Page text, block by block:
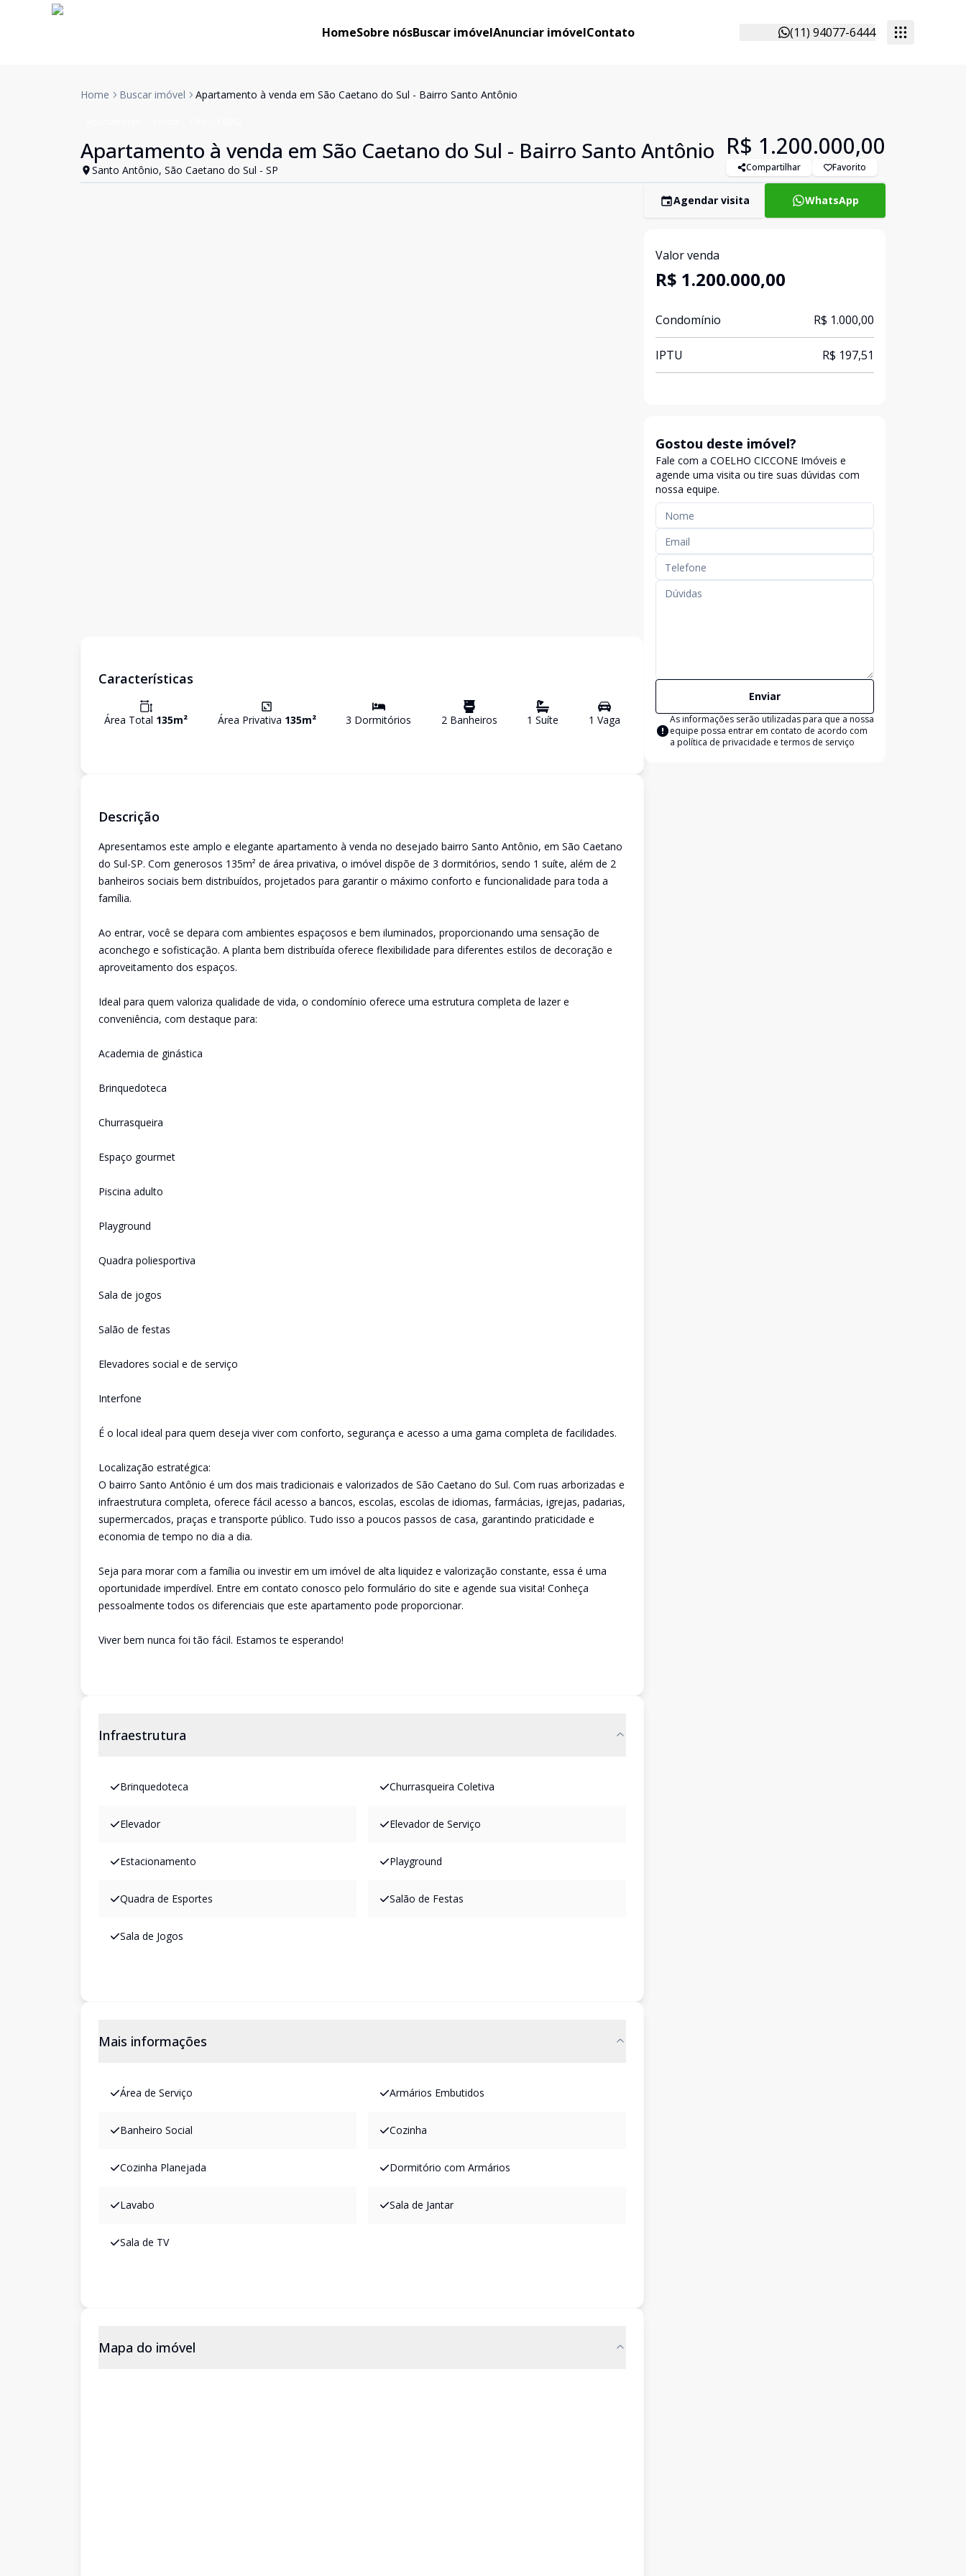
HomeSobre nósBuscar imóvelAnunciar imóvelContato (11) 94077-6444
Home Buscar imóvel Apartamento à venda em São Caetano do Sul - Bairro Santo Antônio
Apartamento à venda em São Caetano do Sul - Bairro Santo Antônio
Santo Antônio, São Caetano do Sul - SP
R$ 1.200.000,00
Compartilhar Favorito
Características
Área Total 135m² Área Privativa 135m² 3 Dormitórios 2Banheiros 1 Suíte 1 Vaga
Descrição
Apresentamos este amplo e elegante apartamento à venda no desejado bairro Santo Antônio, em São Caetano
do Sul-SP. Com generosos 135m² de área privativa, o imóvel dispõe de 3 dormitórios, sendo 1 suíte, além de 2
banheiros sociais bem distribuídos, projetados para garantir o máximo conforto e funcionalidade para toda a
família.
Ao entrar, você se depara com ambientes espaçosos e bem iluminados, proporcionando uma sensação de
aconchego e sofisticação. A planta bem distribuída oferece flexibilidade para diferentes estilos de decoração e
aproveitamento dos espaços.
Ideal para quem valoriza qualidade de vida, o condomínio oferece uma estrutura completa de lazer e
conveniência, com destaque para:
Academia de ginástica
Brinquedoteca
Churrasqueira
Espaço gourmet
Piscina adulto
Playground
Quadra poliesportiva
Sala de jogos
Salão de festas
Elevadores social e de serviço
Interfone
É o local ideal para quem deseja viver com conforto, segurança e acesso a uma gama completa de facilidades.
Localização estratégica:
O bairro Santo Antônio é um dos mais tradicionais e valorizados de São Caetano do Sul. Com ruas arborizadas e
infraestrutura completa, oferece fácil acesso a bancos, escolas, escolas de idiomas, farmácias, igrejas, padarias,
supermercados, praças e transporte público. Tudo isso a poucos passos de casa, garantindo praticidade e
economia de tempo no dia a dia.
Seja para morar com a família ou investir em um imóvel de alta liquidez e valorização constante, essa é uma
oportunidade imperdível. Entre em contato conosco pelo formulário do site e agende sua visita! Conheça
pessoalmente todos os diferenciais que este apartamento pode proporcionar.
Viver bem nunca foi tão fácil. Estamos te esperando!
Infraestrutura
Brinquedoteca Churrasqueira Coletiva
Elevador Elevador de Serviço
Estacionamento Playground
Quadra de Esportes Salão de Festas
Sala de Jogos
Mais informações
Área de Serviço Armários Embutidos
Banheiro Social Cozinha
Cozinha Planejada Dormitório com Armários
Lavabo Sala de Jantar
Sala de TV
Mapa do imóvel
Agendar visita WhatsApp
Valor venda
R$ 1.200.000,00
Condomínio R$ 1.000,00
IPTU R$ 197,51
Gostou deste imóvel?
Fale com a COELHO CICCONE Imóveis e
agende uma visita ou tire suas dúvidas com
nossa equipe.
Enviar
As informações serão utilizadas para que a nossa
equipe possa entrar em contato de acordo com
a política de privacidade e termos de serviço